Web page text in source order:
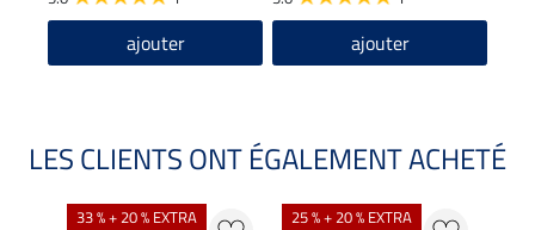
ajouter ajouter
LES CLIENTS ONT ÉGALEMENT ACHETÉ
33 % + 20 % EXTRA 25 % + 20 % EXTRA